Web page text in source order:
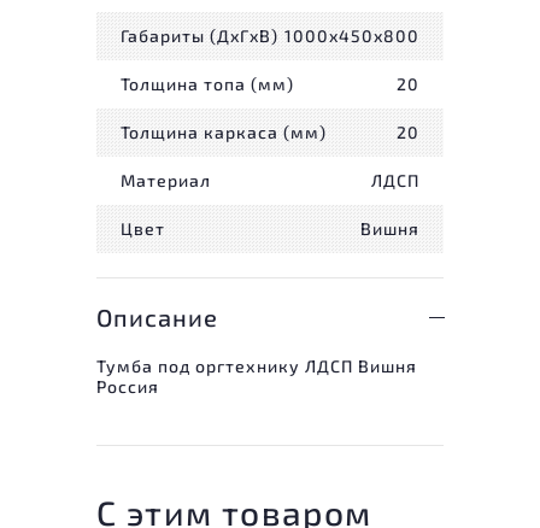
Габариты (ДxГxВ) 1000x450x800
Толщина топа (мм) 20
Толщина каркаса (мм) 20
Материал ЛДСП
Цвет Вишня
Описание
Тумба под оргтехнику ЛДСП Вишня
Россия
С этим товаром